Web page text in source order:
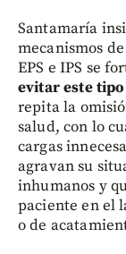
Santamaría
mecanismos
EPS e IPS se
evitar este
repita la
salud, con lo
cargas
agravan su
inhumanos y
paciente en el
o de